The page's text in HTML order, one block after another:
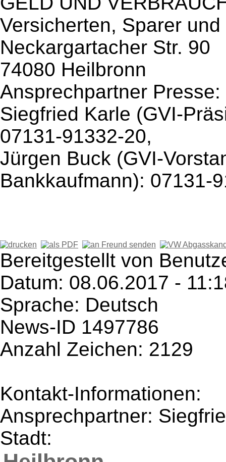
Versicherten, Sparer
Neckargartacher Str. 90
74080 Heilbronn
Ansprechpartner Presse:
Siegfried Karle (GVI-
07131-91332-20,
Jürgen Buck (GVI-
Bankkaufmann): 07131-
Bereitgestellt von
Datum: 08.06.2017 -
Sprache: Deutsch
News-ID 1497786
Anzahl Zeichen: 2129
Kontakt-Informationen:
Ansprechpartner:
Stadt: